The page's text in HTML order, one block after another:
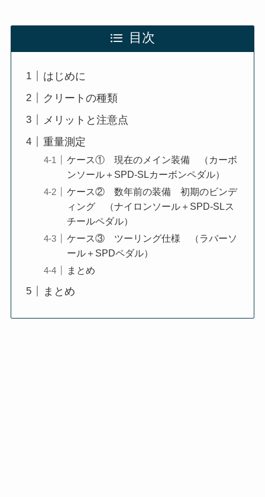
目次
はじめに
クリートの種類
メリットと注意点
重量測定
ケース① 現在のメイン装備 （カーボ
ンソール＋SPD-SLカーボンペダル）
ケース② 数年前の装備 初期のビンデ
ィング （ナイロンソール＋SPD-SLス
チールペダル）
ケース③ ツーリング仕様 （ラバーソ
ール＋SPDペダル）
まとめ
まとめ